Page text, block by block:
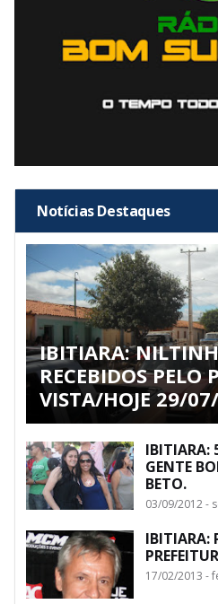
Notícias Destaques
IBITIARA:
RECEBIDOS PELO
VISTA/HOJE 29/
IBITIARA:
GENTE
BETO.
03/09/2012 -
IBITIARA:
17/02/2013 -